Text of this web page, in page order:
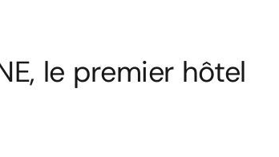
le premier hôtel